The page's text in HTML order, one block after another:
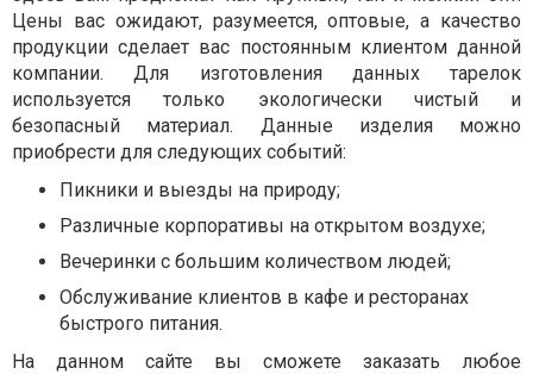
Цены вас ожидают, разумеется, оптовые, а качество
продукции сделает вас постоянным клиентом данной
компании. Для изготовления данных тарелок
используется только экологически чистый и
безопасный материал. Данные изделия можно
приобрести для следующих событий:
Пикники и выезды на природу;
Различные корпоративы на открытом воздухе;
Вечеринки с большим количеством людей;
Обслуживание клиентов в кафе и ресторанах
быстрого питания.
На данном сайте вы сможете заказать любое